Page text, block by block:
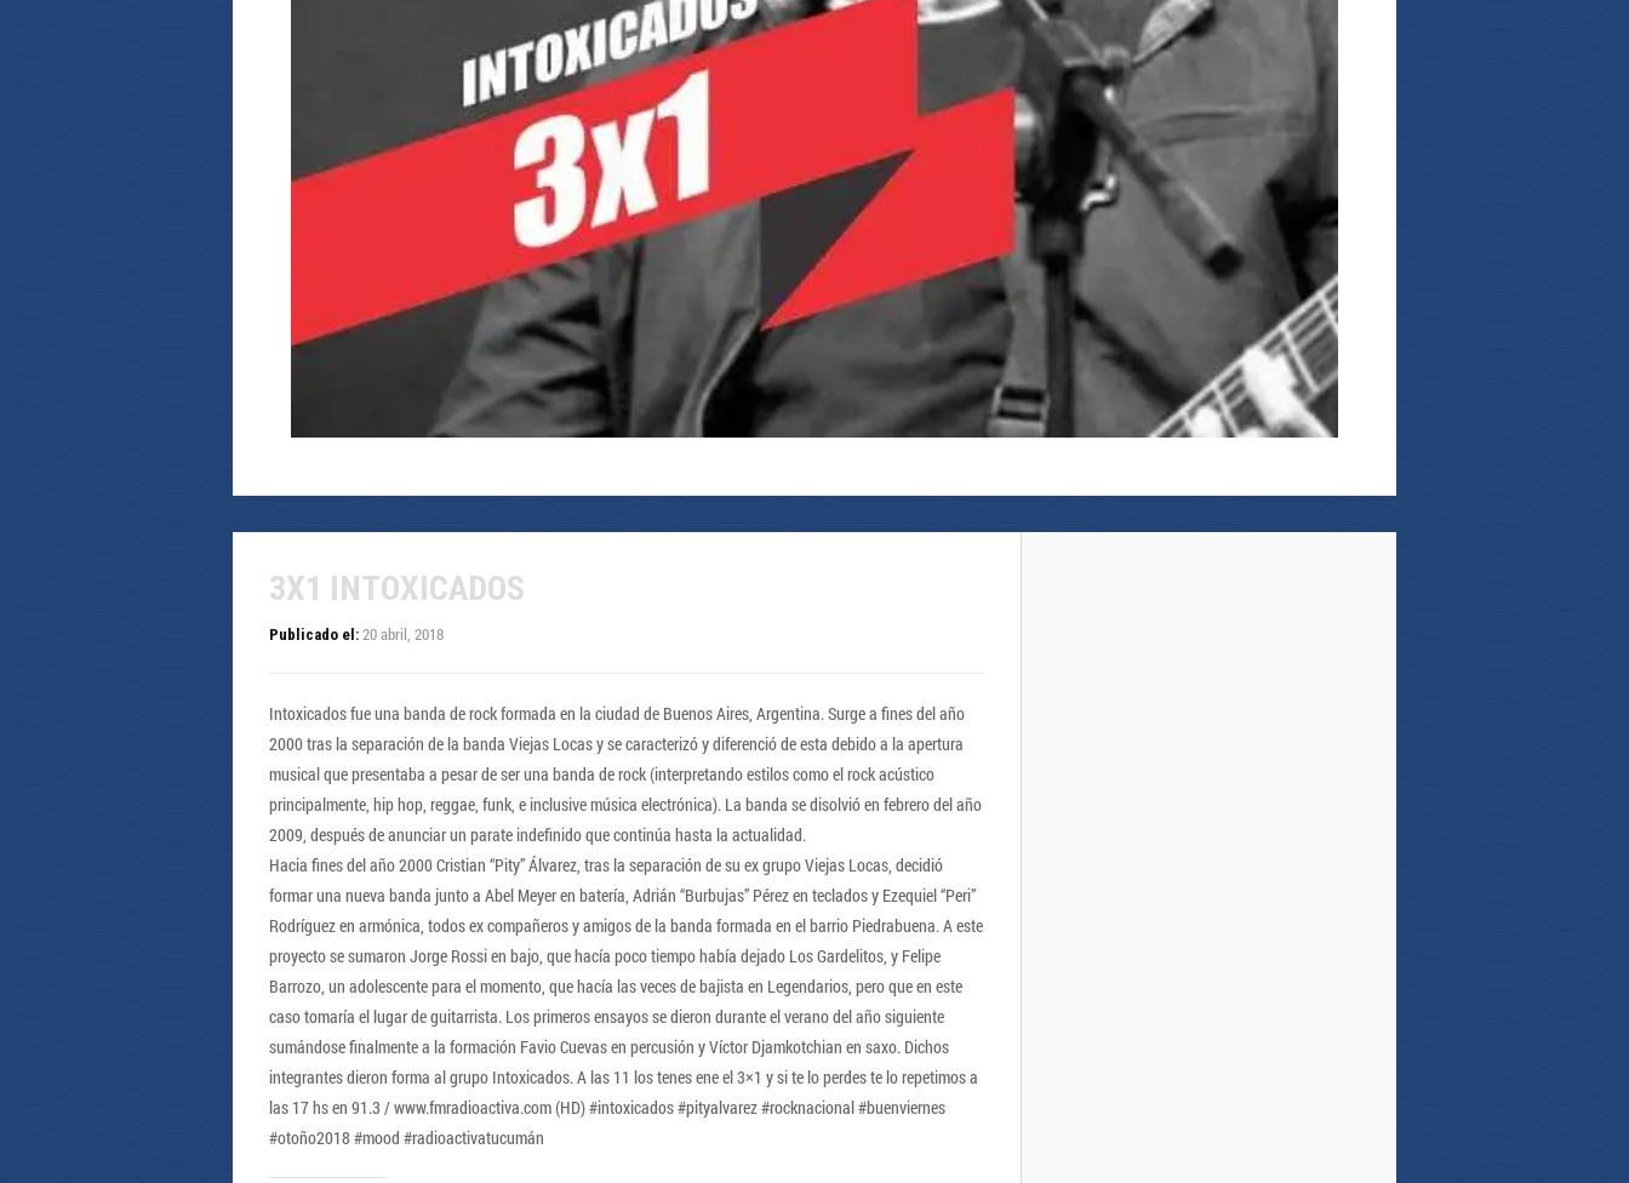
3X1 INTOXICADOS
Publicado el: 20 abril, 2018
Intoxicados fue una banda de rock formada en la ciudad de Buenos Aires, Argentina. Surge a fines del año
2000 tras la separación de la banda Viejas Locas y se caracterizó y diferenció de esta debido a la apertura
musical que presentaba a pesar de ser una banda de rock (interpretando estilos como el rock acústico
principalmente, hip hop, reggae, funk, e inclusive música electrónica). La banda se disolvió en febrero del año
2009, después de anunciar un parate indefinido que continúa hasta la actualidad.
Hacia fines del año 2000 Cristian “Pity” Álvarez, tras la separación de su ex grupo Viejas Locas, decidió
formar una nueva banda junto a Abel Meyer en batería, Adrián “Burbujas” Pérez en teclados y Ezequiel “Peri”
Rodríguez en armónica, todos ex compañeros y amigos de la banda formada en el barrio Piedrabuena. A este
proyecto se sumaron Jorge Rossi en bajo, que hacía poco tiempo había dejado Los Gardelitos, y Felipe
Barrozo, un adolescente para el momento, que hacía las veces de bajista en Legendarios, pero que en este
caso tomaría el lugar de guitarrista. Los primeros ensayos se dieron durante el verano del año siguiente
sumándose finalmente a la formación Favio Cuevas en percusión y Víctor Djamkotchian en saxo. Dichos
integrantes dieron forma al grupo Intoxicados. A las 11 los tenes ene el 3×1 y si te lo perdes te lo repetimos a
las 17 hs en 91.3 / www.fmradioactiva.com (HD) #intoxicados #pityalvarez #rocknacional #buenviernes
#otoño2018 #mood #radioactivatucumán